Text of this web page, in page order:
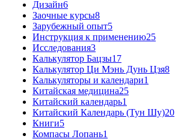
Дизайн6
Заочные курсы8
Зарубежный опыт5
Инструкция к применению25
Исследования3
Калькулятор Бацзы17
Калькулятор Ци Мэнь Дунь Цзя8
Калькуляторы и календари1
Китайская медицина25
Китайский календарь1
Китайский Календарь (Тун Шу)20
Книги5
Компасы Лопань1